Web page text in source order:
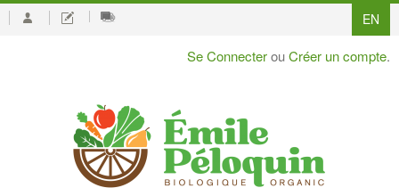
EN
Se ConnecterouCréer un compte.